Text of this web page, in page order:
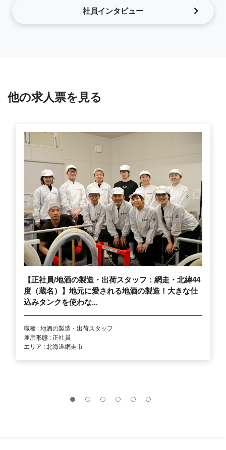
社員インタビュー
他の求人票を見る
【正社員/地酒の製造・出荷スタッフ：網走・北緯44
度（蔵名）】地元に愛される地酒の製造！大きな仕
込みタンクを使わな...
職種 : 地酒の製造・出荷スタッフ
雇用形態 : 正社員
エリア : 北海道網走市